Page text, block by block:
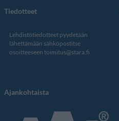
Tiedotteet
Lehdistötiedotteet pyydetään
lähettämään sähköpostitse
osoitteeseen toimitus@stara.fi
Ajankohtaista